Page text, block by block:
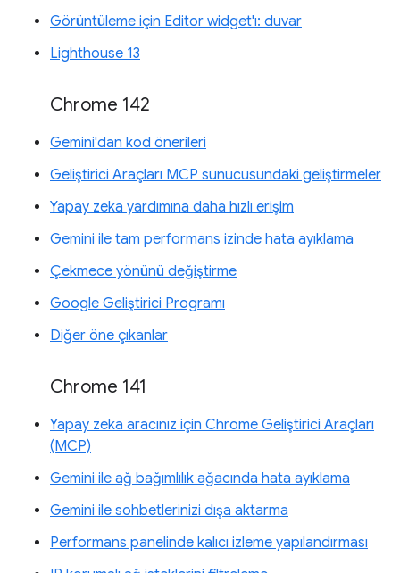
Görüntüleme için Editor widget'ı: duvar
Lighthouse 13
Chrome 142
Gemini'dan kod önerileri
Geliştirici Araçları MCP sunucusundaki geliştirmeler
Yapay zeka yardımına daha hızlı erişim
Gemini ile tam performans izinde hata ayıklama
Çekmece yönünü değiştirme
Google Geliştirici Programı
Diğer öne çıkanlar
Chrome 141
Yapay zeka aracınız için Chrome Geliştirici Araçları
(MCP)
Gemini ile ağ bağımlılık ağacında hata ayıklama
Gemini ile sohbetlerinizi dışa aktarma
Performans panelinde kalıcı izleme yapılandırması